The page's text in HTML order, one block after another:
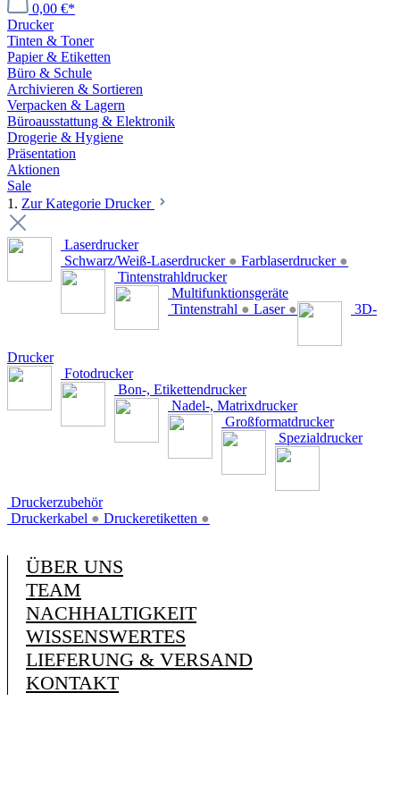
0,00 €*
Drucker
Tinten & Toner
Papier & Etiketten
Büro & Schule
Archivieren & Sortieren
Verpacken & Lagern
Büroausstattung & Elektronik
Drogerie & Hygiene
Präsentation
Aktionen
Sale
1. Zur Kategorie Drucker
Laserdrucker
Schwarz/Weiß-Laserdrucker ● Farblaserdrucker ●
Tintenstrahldrucker
Multifunktionsgeräte
Tintenstrahl ● Laser ● 3D-
Drucker
Fotodrucker
Bon-, Etikettendrucker
Nadel-, Matrixdrucker
Großformatdrucker
Spezialdrucker
Druckerzubehör
Druckerkabel ● Druckeretiketten ●
ÜBER UNS
TEAM
NACHHALTIGKEIT
WISSENSWERTES
LIEFERUNG & VERSAND
KONTAKT